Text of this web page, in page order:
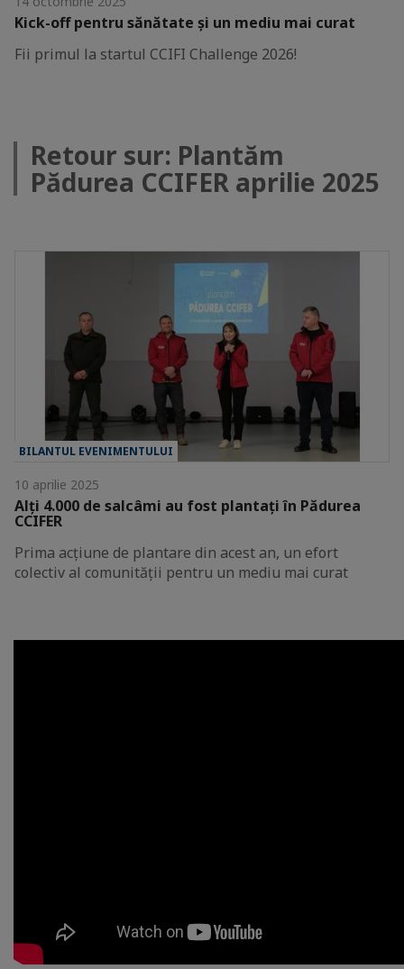
Kick-off pentru sănătate și un mediu mai curat
Fii primul la startul CCIFI Challenge 2026!
Retour sur: Plantăm
Pădurea CCIFER aprilie 2025
BILANTUL EVENIMENTULUI
10 aprilie 2025
Alți 4.000 de salcâmi au fost plantați în Pădurea
CCIFER
Prima acțiune de plantare din acest an, un efort
colectiv al comunității pentru un mediu mai curat